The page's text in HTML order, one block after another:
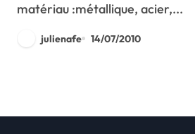
matériau :métallique, acier,...
julienafe 14/07/2010